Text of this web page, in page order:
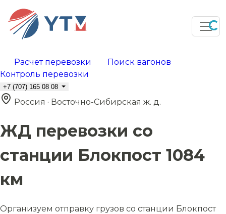
Расчет перевозки
Поиск вагонов
Контроль перевозки
+7 (707) 165 08 08
Россия · Восточно-Сибирская ж. д.
ЖД перевозки со
станции Блокпост 1084
км
Организуем отправку грузов со станции Блокпост